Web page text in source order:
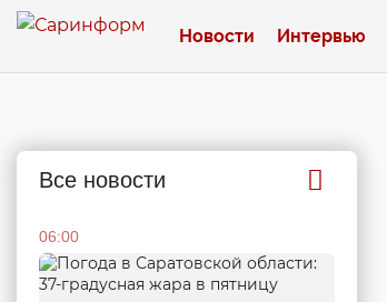
Новости Интервью
Все новости
06:00